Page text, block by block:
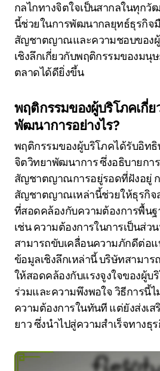
กลไกทางจิตใจเป็นสากลในทุกวั
นี้ช่วยในการพัฒนากลยุทธ์ธุรกิจ
สัญชาตญาณและความชอบของ
เชิงลึกเกี่ยวกับพฤติกรรมของมนุ
ตลาดได้ดียิ่งขึ้น
พฤติกรรมของผู้บริโภคเกี่
พัฒนาการอย่างไร?
พฤติกรรมของผู้บริโภคได้รับอิทธิ
จิตวิทยาพัฒนาการ ซึ่งอธิบายกา
สัญชาตญาณการอยู่รอดที่ฝังอยู่ ก
สัญชาตญาณเหล่านี้ช่วยให้ธุรกิจ
ที่สอดคล้องกับความต้องการพื้น
เช่น ความต้องการในการเป็นส่ว
สามารถขับเคลื่อนความภักดีต่อ
ข้อมูลเชิงลึกเหล่านี้ บริษัทสามา
ให้สอดคล้องกับแรงจูงใจของผู้บ
ร่วมและความพึงพอใจ วิธีการนี้
ความต้องการในทันที แต่ยังส่งเ
ยาว ซึ่งนำไปสู่ความสำเร็จทางธุ